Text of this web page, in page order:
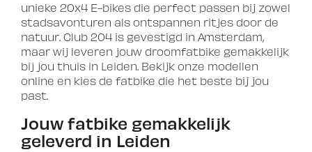
unieke 20x4 E-bikes die perfect passen bij zowel
stadsavonturen als ontspannen ritjes door de
natuur. Club 204 is gevestigd in Amsterdam,
maar wij leveren jouw droomfatbike gemakkelijk
bij jou thuis in Leiden. Bekijk onze modellen
online en kies de fatbike die het beste bij jou
past.
Jouw fatbike gemakkelijk
geleverd in Leiden